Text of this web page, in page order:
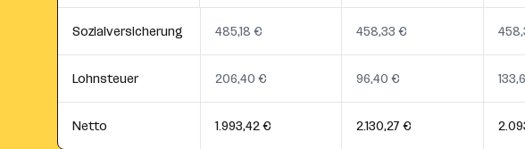
Sozialversicherung 485,18 € 458,33 €
Lohnsteuer 206,40 € 96,40 €
Netto 1.993,42 € 2.130,27 €